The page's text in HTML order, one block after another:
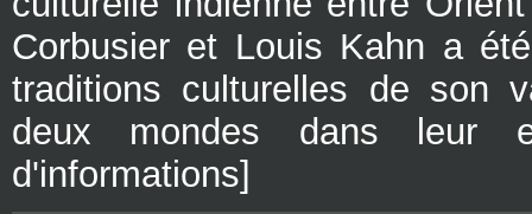
Corbusier et Louis Kahn a
traditions culturelles de son
deux mondes dans leur
d'informations]